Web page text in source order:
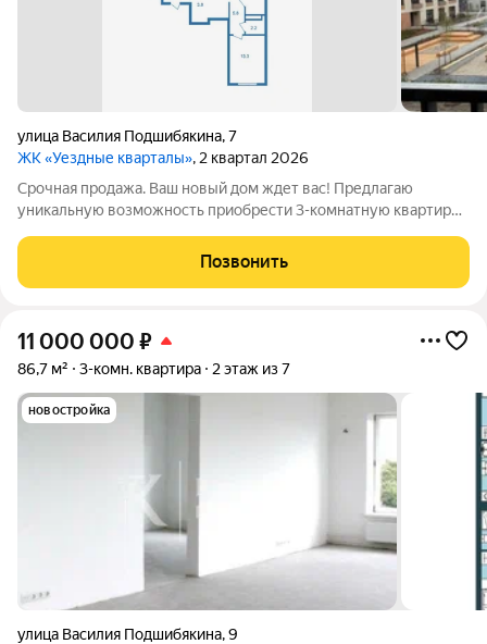
улица Василия Подшибякина,7
ЖК «Уездные кварталы», 2 квартал 2026
Срочная продажа. Ваш новый дом ждет вас! Предлагаю
уникальную возможность приобрести 3-комнатную квартиру
Просторная квартира на 3 этаже с
Позвонить
11 000 000 ₽
86,7 м² 3-комн. квартира 2 этаж из 7
новостройка
улица Василия Подшибякина,9